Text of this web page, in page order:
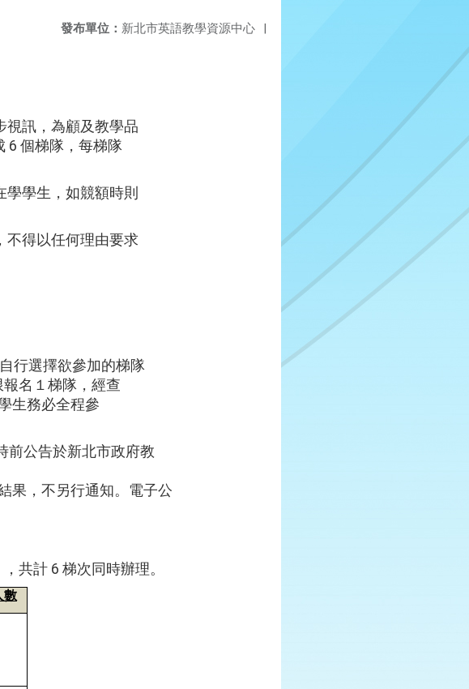
發布單位： 新北市英語教學資源中心 |
視訊，為顧及教學品
6 個梯隊，每梯隊
學生，如競額時則
不得以任何理由要求
行選擇欲參加的梯隊
名１梯隊，經查
生務必全程參
前公告於新北市政府教
，不另行通知。電子公
共計 6 梯次同時辦理。
數